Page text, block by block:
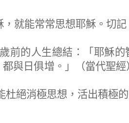
就能常常思想耶穌。切記
歲前的人生總結：「耶穌的
與日俱增。」（當代聖
絕消極思想，活出積極的